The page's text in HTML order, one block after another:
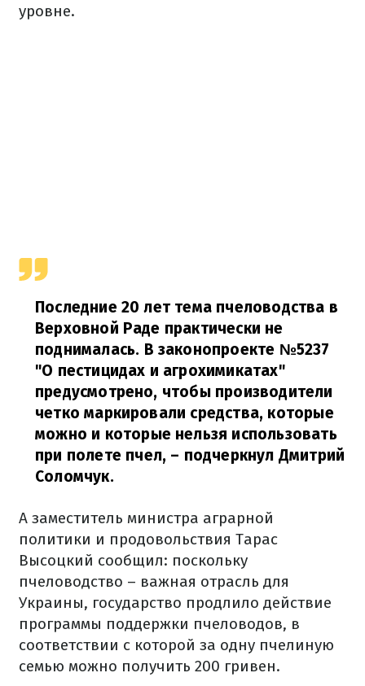
уровне.
Последние 20 лет тема пчеловодства в
Верховной Раде практически не
поднималась. В законопроекте №5237
"О пестицидах и агрохимикатах"
предусмотрено, чтобы производители
четко маркировали средства, которые
можно и которые нельзя использовать
при полете пчел, – подчеркнул Дмитрий
Соломчук.
А заместитель министра аграрной
политики и продовольствия Тарас
Высоцкий сообщил: поскольку
пчеловодство – важная отрасль для
Украины, государство продлило действие
программы поддержки пчеловодов, в
соответствии с которой за одну пчелиную
семью можно получить 200 гривен.